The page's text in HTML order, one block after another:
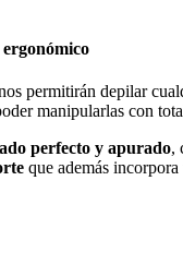
ergonómico
permitirán depilar
manipularlas con
perfecto y apurado,
que además